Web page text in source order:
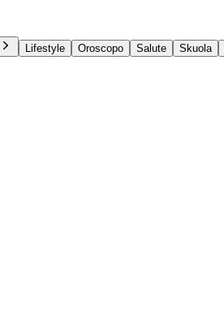
Lifestyle Oroscopo Salute Skuola